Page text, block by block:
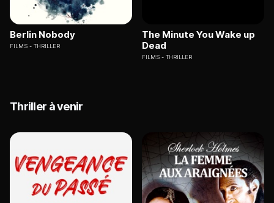
Berlin Nobody
FILMS THRILLER
The Minute You Wake up
Dead
FILMS THRILLER
Thriller à venir